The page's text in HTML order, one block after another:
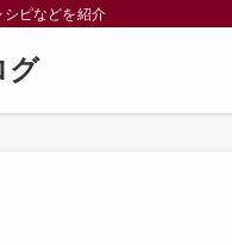
ピなどを紹介
グ